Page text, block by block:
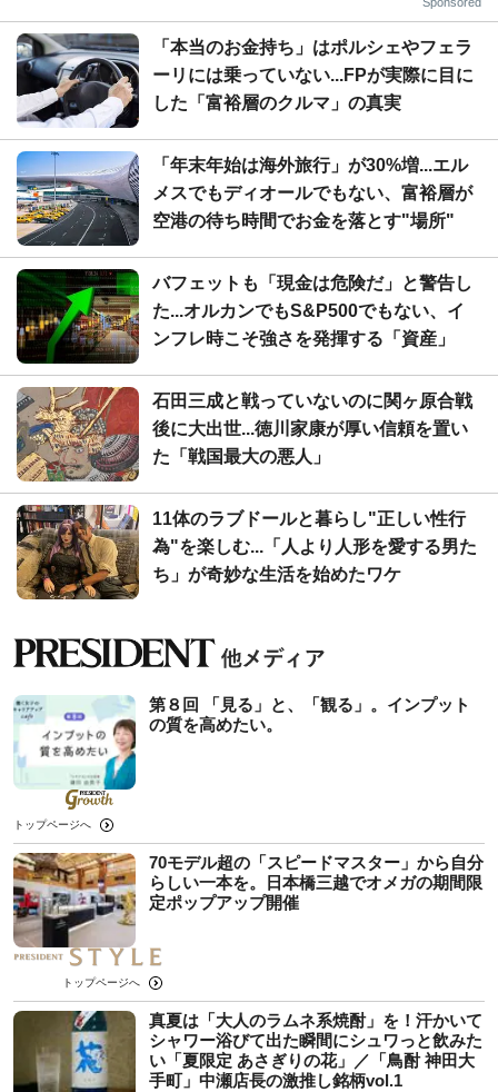
「本当のお金持ち」はポルシェやフェラ
ーリには乗っていない...FPが実際に目に
した「富裕層のクルマ」の真実
「年末年始は海外旅行」が30%増...エル
メスでもディオールでもない、富裕層が
空港の待ち時間でお金を落とす"場所"
バフェットも「現金は危険だ」と警告し
た...オルカンでもS&P500でもない、イ
ンフレ時こそ強さを発揮する「資産」
石田三成と戦っていないのに関ヶ原合戦
後に大出世...徳川家康が厚い信頼を置い
た「戦国最大の悪人」
11体のラブドールと暮らし"正しい性行
為"を楽しむ...「人より人形を愛する男た
ち」が奇妙な生活を始めたワケ
第８回 「見る」と、「観る」。インプット
の質を高めたい。
トップページへ
70モデル超の「スピードマスター」から自分
らしい一本を。日本橋三越でオメガの期間限
定ポップアップ開催
トップページへ
真夏は「大人のラムネ系焼酎」を！汗かいて
シャワー浴びて出た瞬間にシュワっと飲みた
い「夏限定 あさぎりの花」／「鳥酎 神田大
手町」中瀬店長の激推し銘柄vol.1